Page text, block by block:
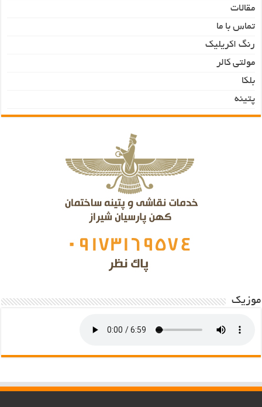
مقالات
تماس با ما
رنگ اکریلیک
مولتی کالر
بلکا
پتینه
موزیک